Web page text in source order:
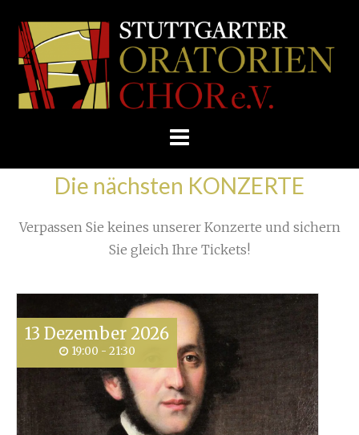
Skip
E.V.
Home Rehearsals » Mozart's very last work
Die nächsten KONZERTE
Verpassen Sie keines unserer Konzerte und sichern
Sie gleich Ihre Tickets!
13 Dezember 2026
19:00 - 21:30